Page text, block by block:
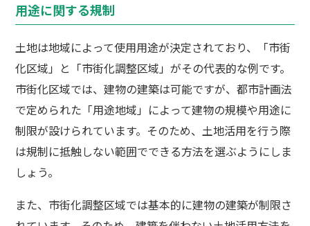
用途に関する規制
土地は地域によって使用用途が決定されており、「市街
化区域」と「市街化調整区域」がその代表的な例です。
市街化区域では、建物の建築は可能ですが、都市計画法
で定められた「用途地域」によって建物の規模や用途に
制限が設けられています。そのため、土地活用を行う際
は規制に抵触しない範囲でできる方法を選ぶようにしま
しょう。
また、市街化調整区域では基本的に建物の建築が制限さ